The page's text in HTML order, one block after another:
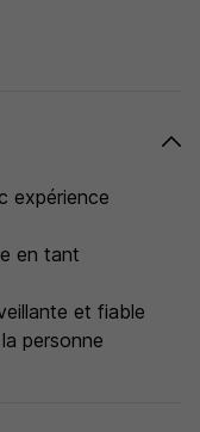
expérience
en tant
et fiable
personne